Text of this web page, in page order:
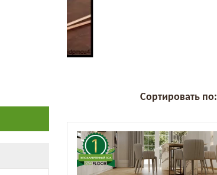
Сортировать по: